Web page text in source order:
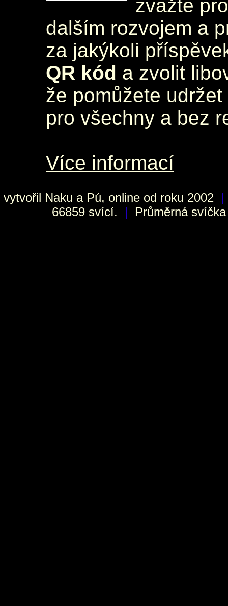
zvažte
dalším rozvojem a
za jakýkoli
QR kód a zvolit
že pomůžete
pro všechny a bez
Více informací
vytvořil Naku a Pú, online od roku 2002 |
66859 svící.
| Průměrná